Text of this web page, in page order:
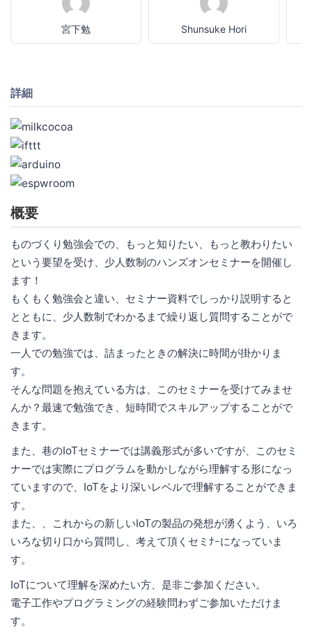
宮下勉 Shunsuke Hori
詳細
概要
ものづくり勉強会での、もっと知りたい、もっと教わりたい
という要望を受け、少人数制のハンズオンセミナーを開催し
ます！
もくもく勉強会と違い、セミナー資料でしっかり説明すると
とともに、少人数制でわかるまで繰り返し質問することがで
きます。
一人での勉強では、詰まったときの解決に時間が掛かりま
す。
そんな問題を抱えている方は、このセミナーを受けてみませ
んか？最速で勉強でき、短時間でスキルアップすることがで
きます。
また、巷のIoTセミナーでは講義形式が多いですが、このセミ
ナーでは実際にプログラムを動かしながら理解する形になっ
ていますので、IoTをより深いレベルで理解することができま
す。
また、、これからの新しいIoTの製品の発想が湧くよう、いろ
いろな切り口から質問し、考えて頂くセミﾅｰになっていま
す。
IoTについて理解を深めたい方、是非ご参加ください。
電子工作やプログラミングの経験問わずご参加いただけま
す。